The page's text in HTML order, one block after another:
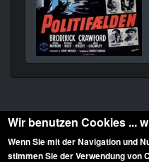
Diese Website ist urheberrechtlich
Wir benutzen Cookies ...
Wenn Sie mit der Navigation und
stimmen Sie der Verwendung von